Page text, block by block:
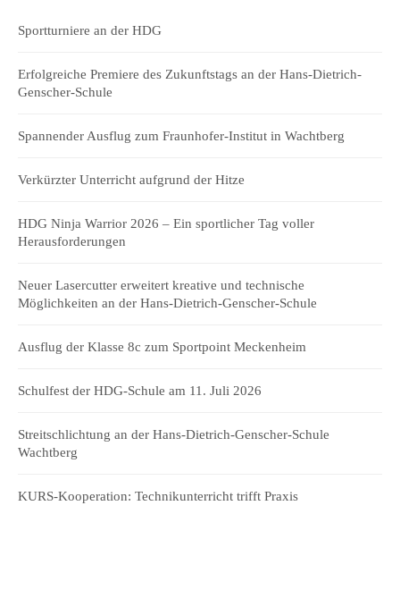
Sportturniere an der HDG
Erfolgreiche Premiere des Zukunftstags an der Hans-Dietrich-
Genscher-Schule
Spannender Ausflug zum Fraunhofer-Institut in Wachtberg
Verkürzter Unterricht aufgrund der Hitze
HDG Ninja Warrior 2026 – Ein sportlicher Tag voller
Herausforderungen
Neuer Lasercutter erweitert kreative und technische
Möglichkeiten an der Hans-Dietrich-Genscher-Schule
Ausflug der Klasse 8c zum Sportpoint Meckenheim
Schulfest der HDG-Schule am 11. Juli 2026
Streitschlichtung an der Hans-Dietrich-Genscher-Schule
Wachtberg
KURS-Kooperation: Technikunterricht trifft Praxis